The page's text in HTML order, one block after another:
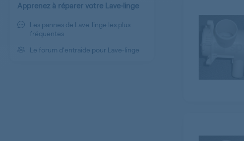
Apprenez à réparer votre Lave-linge
Les pannes de Lave-linge les plus
fréquentes
Le forum d'entraide pour Lave-linge